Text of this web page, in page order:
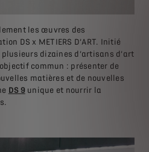
les œuvres des
DS x METIERS D’ART. Initié
plusieurs dizaines d’artisans d’art
commun : présenter de
matières et de nouvelles
DS 9 unique et nourrir la